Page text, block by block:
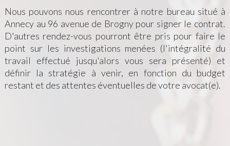
Nous pouvons nous rencontrer à notre bureau situé à
Annecy au 96 avenue de Brogny pour signer le contrat.
D'autres rendez-vous pourront être pris pour faire le
point sur les investigations menées (l'intégralité du
travail effectué jusqu'alors vous sera présenté) et
définir la stratégie à venir, en fonction du budget
restant et des attentes éventuelles de votre avocat(e).